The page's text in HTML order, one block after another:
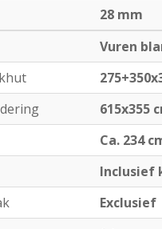
28 mm
Vuren
615x355
Ca. 234
Inclusief
Exclusief